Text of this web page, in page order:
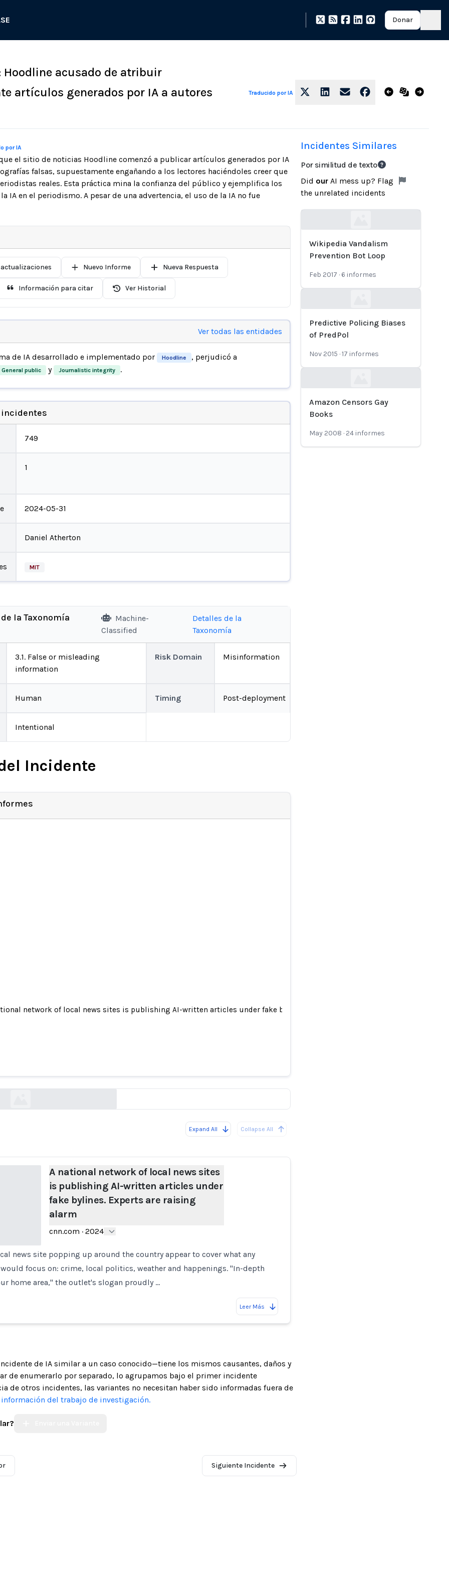
Donar
Hoodline acusado de atribuir
artículos generados por IA a autores
Traducido por IA
por IA
el sitio de noticias Hoodline comenzó a publicar artículos generados por IA
falsas, supuestamente engañando a los lectores haciéndoles creer que
reales. Esta práctica mina la confianza del público y ejemplifica los
IA en el periodismo. A pesar de una advertencia, el uso de la IA no fue
Nuevo Informe Nueva Respuesta
Información para citar Ver Historial
Ver todas las entidades
de IA desarrollado e implementado por Hoodline , perjudicó a
General public y Journalistic integrity .
749
1
2024-05-31
Daniel Atherton
MIT
la Taxonomía
Machine-
Classified
Detalles de la
Taxonomía
3.1. False or misleading
information
Risk Domain Misinformation
Human Timing Post-deployment
Intentional
Incidente
network of local news sites is publishing AI-written articles under fake bylines. Experts are raising alarm
network of local news sites is publishing AI-written
Expand All Collapse All
A national network of local news sites
is publishing AI-written articles under
fake bylines. Experts are raising
alarm
cnn.com · 2024
news site popping up around the country appear to cover what any
focus on: crime, local politics, weather and happenings. "In-depth
home area," the outlet's slogan proudly …
Leer Más
de IA similar a un caso conocido—tiene los mismos causantes, daños y
de enumerarlo por separado, lo agrupamos bajo el primer incidente
de otros incidentes, las variantes no necesitan haber sido informadas fuera de
información del trabajo de investigación.
Siguiente Incidente
Incidentes Similares
Por similitud de texto
Did our AI mess up? Flag
the unrelated incidents
Wikipedia Vandalism
Prevention Bot Loop
Feb 2017 · 6 informes
Predictive Policing Biases
of PredPol
Nov 2015 ·17 informes
Amazon Censors Gay
Books
May 2008 · 24 informes